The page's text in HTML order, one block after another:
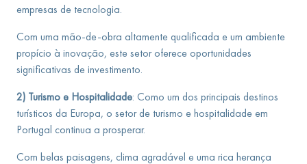
empresas de tecnologia.
Com uma mão-de-obra altamente qualificada e um ambiente
propício à inovação, este setor oferece oportunidades
significativas de investimento.
2) Turismo e Hospitalidade: Como um dos principais destinos
turísticos da Europa, o setor de turismo e hospitalidade em
Portugal continua a prosperar.
Com belas paisagens, clima agradável e uma rica herança